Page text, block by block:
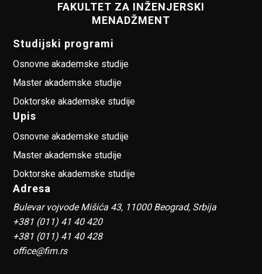
FAKULTET ZA INŽENJERSKI
MENADŽMENT
Studijski programi
Osnovne akademske studije
Master akademske studije
Doktorske akademske studije
Upis
Osnovne akademske studije
Master akademske studije
Doktorske akademske studije
Adresa
Bulevar vojvode Mišića 43, 11000 Beograd, Srbija
+381 (011) 41 40 420
+381 (011) 41 40 428
office@fim.rs